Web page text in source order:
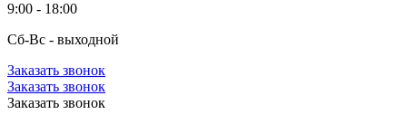
9:00 - 18:00
Сб-Вс - выходной
Заказать звонок
Заказать звонок
Заказать звонок